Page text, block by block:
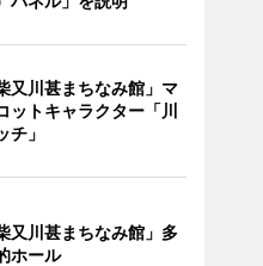
又川甚まちなみ館」マ
ットキャラクター「川
チ」
又川甚まちなみ館」多
ホール